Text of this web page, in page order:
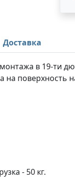
Доставка
в 19-ти
на поверхность
- 50 кг.